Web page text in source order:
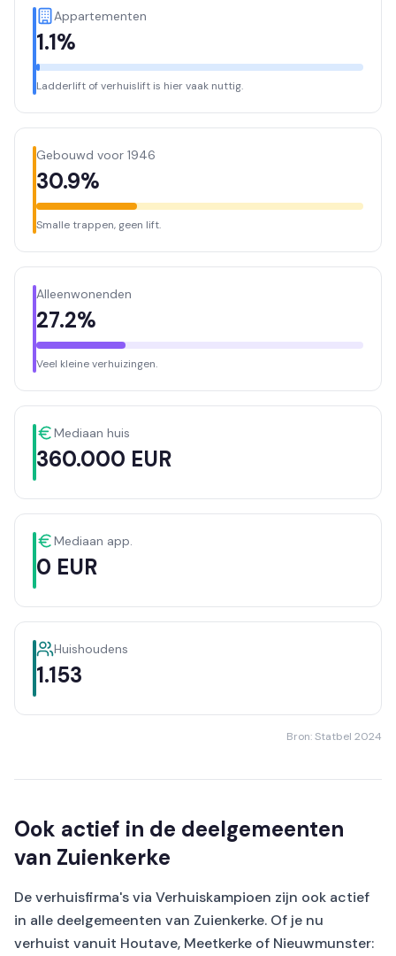
Appartementen
1.1%
Ladderlift of verhuislift is hier vaak nuttig.
Gebouwd voor 1946
30.9%
Smalle trappen, geen lift.
Alleenwonenden
27.2%
Veel kleine verhuizingen.
Mediaan huis
360.000 EUR
Mediaan app.
0 EUR
Huishoudens
1.153
Bron: Statbel 2024
Ook actief in de deelgemeenten
van Zuienkerke
De verhuisfirma's via Verhuiskampioen zijn ook actief
in alle deelgemeenten van Zuienkerke. Of je nu
verhuist vanuit Houtave, Meetkerke of Nieuwmunster: